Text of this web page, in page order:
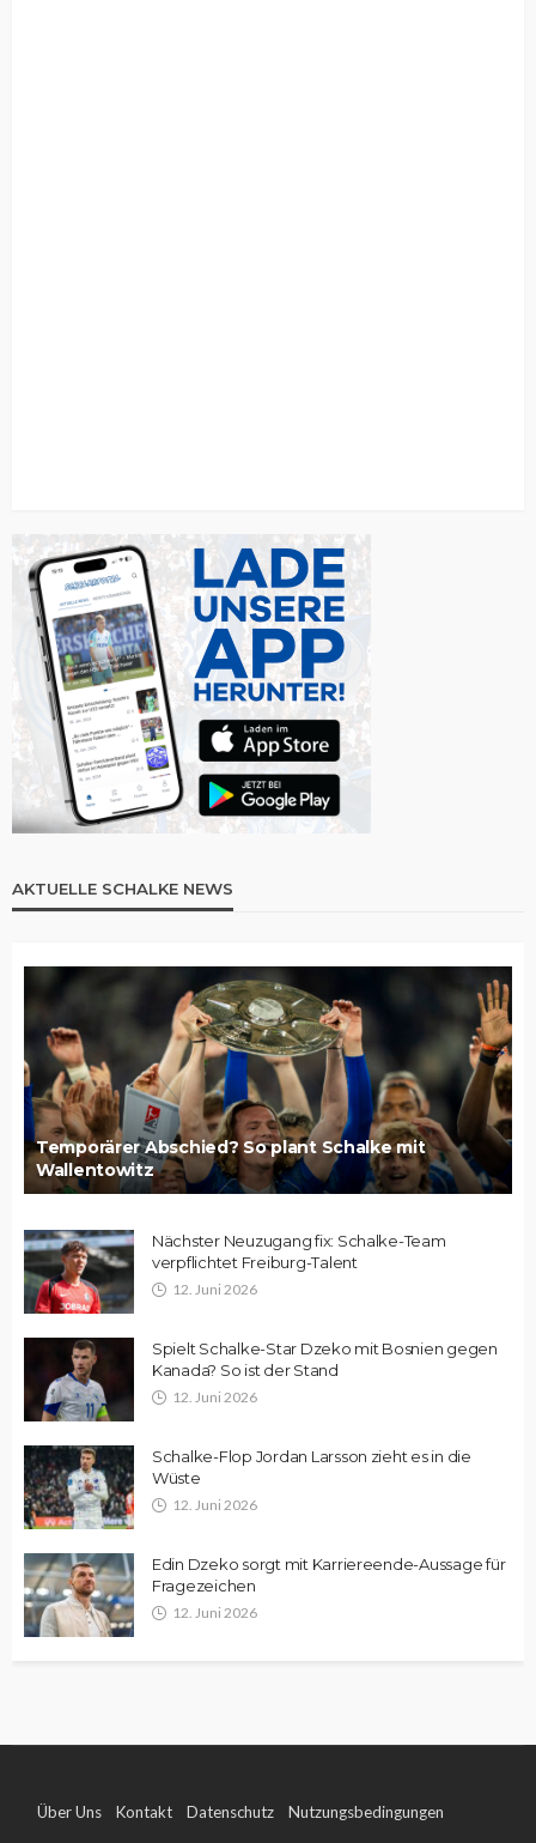
AKTUELLE SCHALKE NEWS
Temporärer Abschied? So plant Schalke mit
Wallentowitz
Nächster Neuzugang fix: Schalke-Team
verpflichtet Freiburg-Talent
12. Juni 2026
Spielt Schalke-Star Dzeko mit Bosnien gegen
Kanada? So ist der Stand
12. Juni 2026
Schalke-Flop Jordan Larsson zieht es in die
Wüste
12. Juni 2026
Edin Dzeko sorgt mit Karriereende-Aussage für
Fragezeichen
12. Juni 2026
Über Uns Kontakt Datenschutz Nutzungsbedingungen